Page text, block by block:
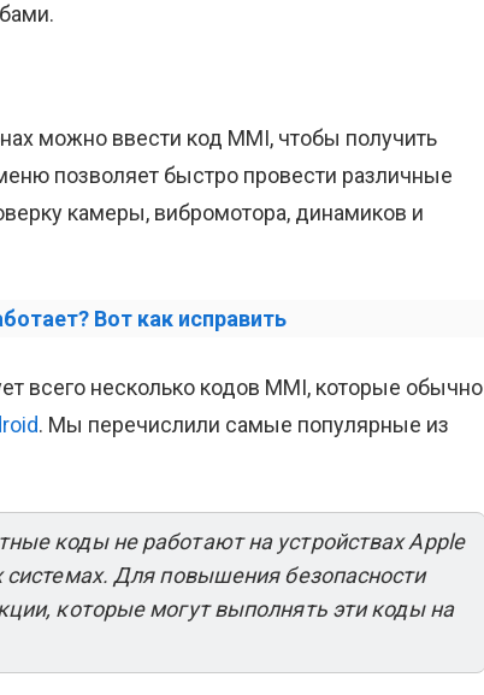
можно ввести код MMI, чтобы получить
позволяет быстро провести различные
камеры, вибромотора, динамиков и
Вот как исправить
всего несколько кодов MMI, которые обычно
. Мы перечислили самые популярные из
коды не работают на устройствах Apple
системах. Для повышения безопасности
которые могут выполнять эти коды на